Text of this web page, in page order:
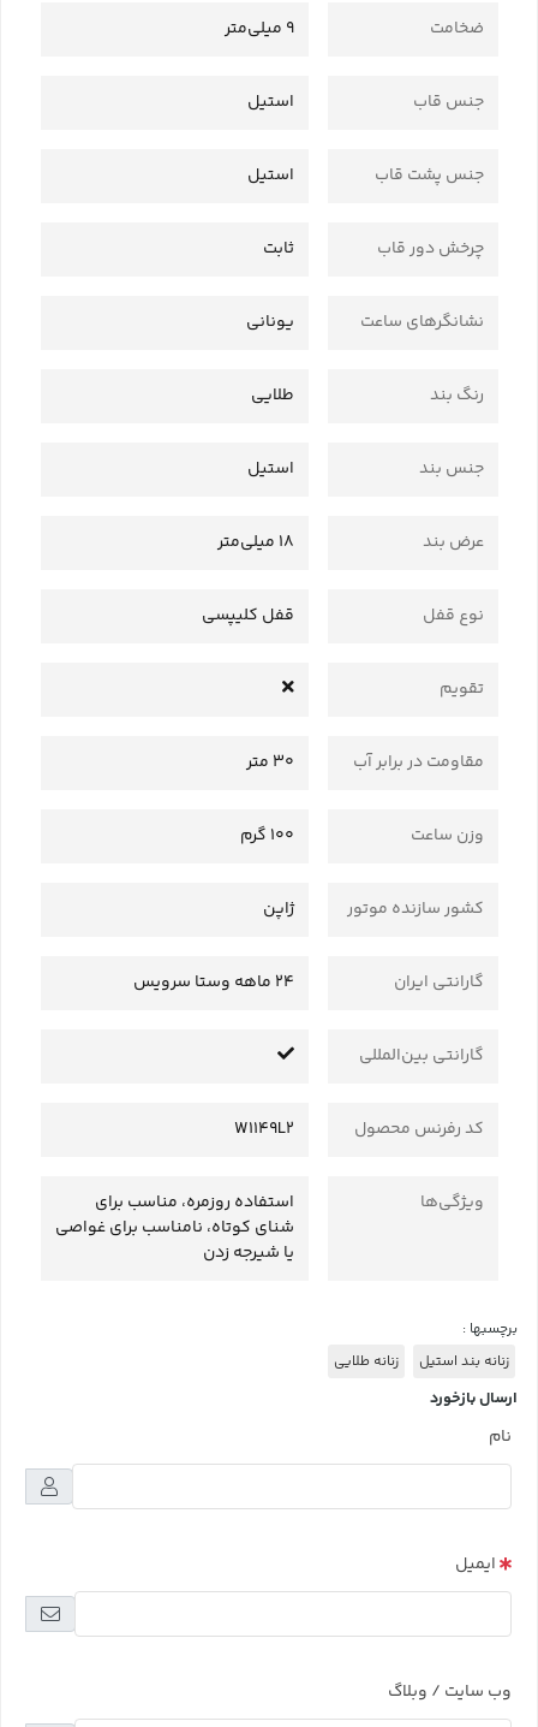
ضخامت 9 میلی‌متر
جنس قاب استیل
جنس پشت قاب استیل
چرخش دور قاب ثابت
نشانگرهای ساعت یونانی
رنگ بند طلایی
جنس بند استیل
عرض بند 18 میلی‌متر
نوع قفل قفل کلیپسی
تقویم
مقاومت در برابر آب 30 متر
وزن ساعت 100 گرم
کشور سازنده موتور ژاپن
گارانتی ایران 24 ماهه وستا سرویس
گارانتی بین‌المللی
کد رفرنس محصول W1149L2
ویژگی‌ها
استفاده روزمره، مناسب برای
شنای کوتاه، نامناسب برای غواصی
یا شیرجه زدن
برچسبها :
زنانه بند استیل
زنانه طلایی
ارسال بازخورد
نام
ایمیل
وب سایت / وبلاگ